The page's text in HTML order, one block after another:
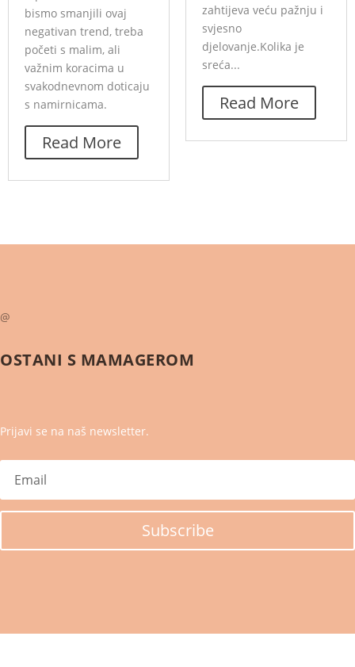
bismo smanjili ovaj
negativan trend, treba
početi s malim, ali
važnim koracima u
svakodnevnom doticaju
s namirnicama.
Read More
zahtijeva veću pažnju i
svjesno
djelovanje.Kolika je
sreća...
Read More
@
OSTANI S MAMAGEROM
Prijavi se na naš newsletter.
Subscribe